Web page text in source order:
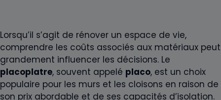
Lorsqu’il s’agit de rénover un espace de vie,
comprendre les coûts associés aux matériaux peut
grandement influencer les décisions. Le
placoplatre, souvent appelé placo, est un choix
populaire pour les murs et les cloisons en raison de
son prix abordable et de ses capacités d’isolation.